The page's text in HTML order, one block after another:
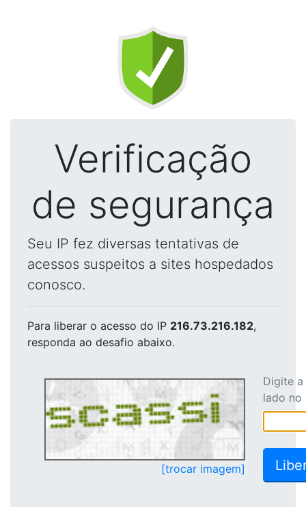
Verificação
de segurança
Seu IP fez diversas tentativas de
acessos suspeitos a sites hospedados
conosco.
Para liberar o acesso do IP 216.73.216.182,
responda ao desafio abaixo.
[trocar imagem]
Digite
lado no